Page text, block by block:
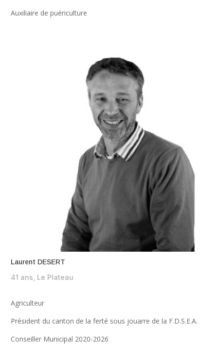
Auxiliaire de puériculture
Laurent DESERT
41 ans, Le Plateau
Agriculteur
Président du canton de la ferté sous jouarre de la F.D.S.E.A.
Conseiller Municipal 2020-2026